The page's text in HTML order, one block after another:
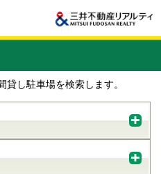
し駐車場を検索します。